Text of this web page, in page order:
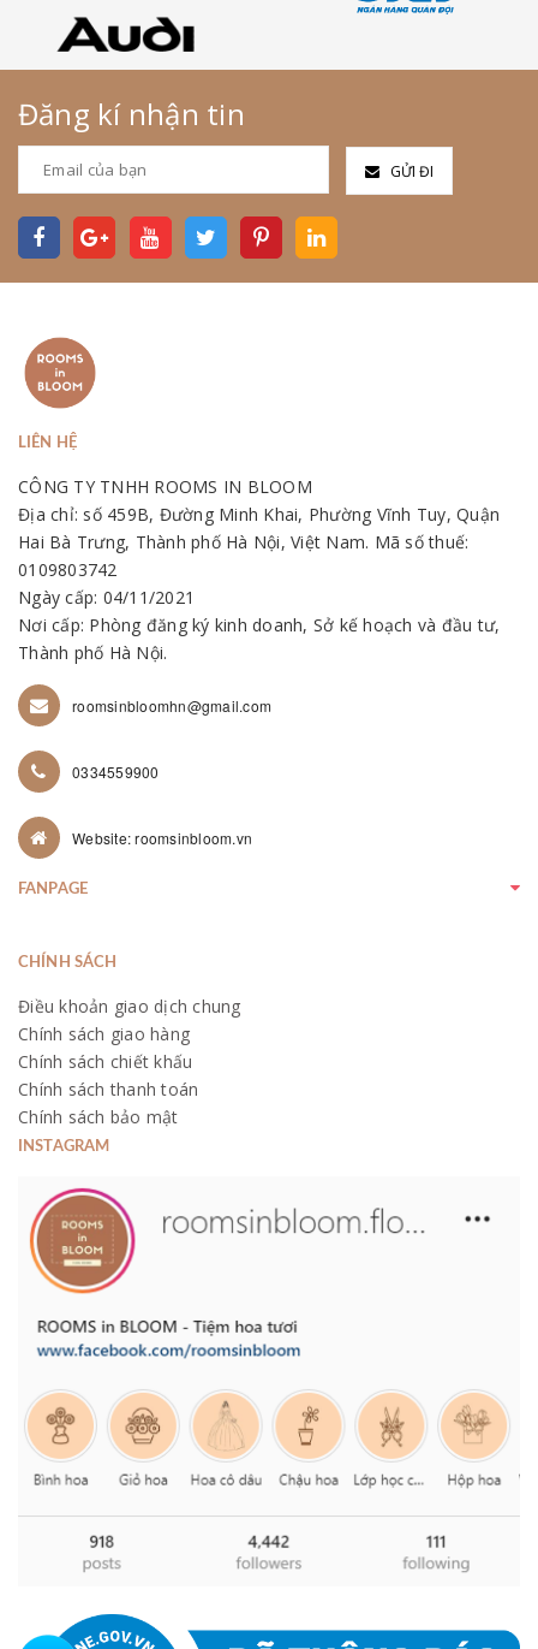
Đăng kí nhận tin
GỬI ĐI
LIÊN HỆ
CÔNG TY TNHH ROOMS IN BLOOM
Địa chỉ: số 459B, Đường Minh Khai, Phường Vĩnh Tuy, Quận
Hai Bà Trưng, Thành phố Hà Nội, Việt Nam. Mã số thuế:
0109803742
Ngày cấp: 04/11/2021
Nơi cấp: Phòng đăng ký kinh doanh, Sở kế hoạch và đầu tư,
Thành phố Hà Nội.
roomsinbloomhn@gmail.com
0334559900
Website: roomsinbloom.vn
FANPAGE
CHÍNH SÁCH
Điều khoản giao dịch chung
Chính sách giao hàng
Chính sách chiết khấu
Chính sách thanh toán
Chính sách bảo mật
INSTAGRAM